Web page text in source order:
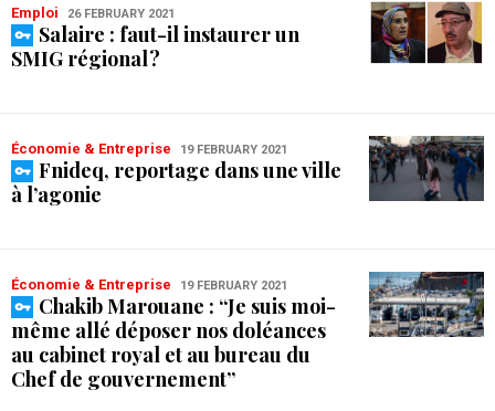
Emploi 26 FEBRUARY 2021
Salaire : faut-il instaurer un
SMIG régional ?
Économie & Entreprise 19 FEBRUARY 2021
Fnideq, reportage dans une ville
à l’agonie
Économie & Entreprise 19 FEBRUARY 2021
Chakib Marouane : “Je suis moi-
même allé déposer nos doléances
au cabinet royal et au bureau du
Chef de gouvernement”